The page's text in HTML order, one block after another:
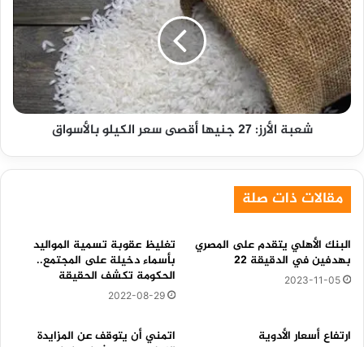
27
جنيها
أقصى
سعر
الكيلو
بالأسواق
شعبة الأرز: 27 جنيها أقصى سعر الكيلو بالأسواق
مقالات ذات صلة
البنك الأهلي يتقدم على المصري
بهدفين في الدقيقة 22
2023-11-05
تغليظ عقوبة تسمية المواليد
بأسماء دخيلة على المجتمع..
الحكومة تكشف الحقيقة
2022-08-29
ارتفاع أسعار الأدوية
اتمني أن يتوقف عن المزايدة